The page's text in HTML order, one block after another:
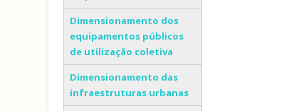
Dimensionamento dos
equipamentos públicos
de utilização coletiva
Dimensionamento das
infraestruturas urbanas